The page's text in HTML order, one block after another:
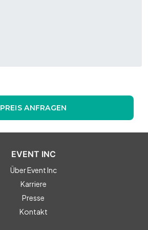
PREIS ANFRAGEN
EVENT INC
Über Event Inc
Karriere
Presse
Kontakt